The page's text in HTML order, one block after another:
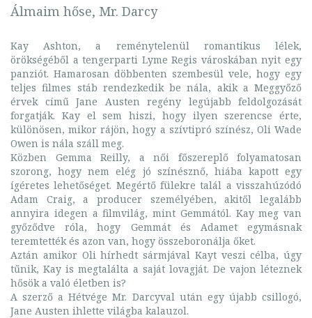
Álmaim hőse, Mr. Darcy
Kay Ashton, a reménytelenül romantikus lélek,
örökségéből a tengerparti Lyme Regis városkában nyit egy
panziót. Hamarosan döbbenten szembesül vele, hogy egy
teljes filmes stáb rendezkedik be nála, akik a Meggyőző
érvek című Jane Austen regény legújabb feldolgozását
forgatják. Kay el sem hiszi, hogy ilyen szerencse érte,
különösen, mikor rájön, hogy a szívtipró színész, Oli Wade
Owen is nála száll meg.
Közben Gemma Reilly, a női főszereplő folyamatosan
szorong, hogy nem elég jó színésznő, hiába kapott egy
ígéretes lehetőséget. Megértő fülekre talál a visszahúzódó
Adam Craig, a producer személyében, akitől legalább
annyira idegen a filmvilág, mint Gemmától. Kay meg van
győződve róla, hogy Gemmát és Adamet egymásnak
teremtették és azon van, hogy összeboronálja őket.
Aztán amikor Oli hírhedt sármjával Kayt veszi célba, úgy
tűnik, Kay is megtalálta a saját lovagját. De vajon léteznek
hősök a való életben is?
A szerző a Hétvége Mr. Darcyval után egy újabb csillogó,
Jane Austen ihlette világba kalauzol.